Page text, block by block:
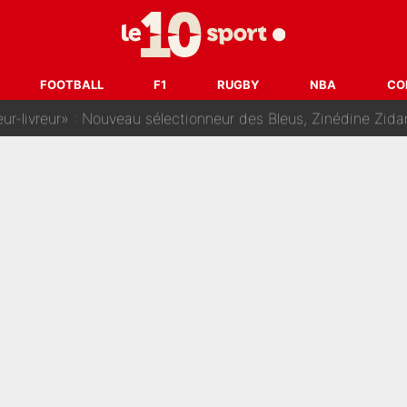
FOOTBALL F1 RUGBY NBA
Tadej Pogacar : Le transfert qui effraie le peloton, «c’est la
signatures en pleine crise financière : L’IA propose sept noms à l’OM
: Nouveau sélectionneur des Bleus, Zinédine Zidane s’était imaginé